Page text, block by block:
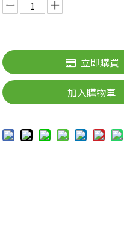
立即購買
加入購物車